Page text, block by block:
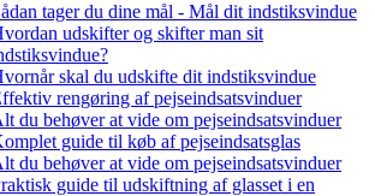
tager du dine mål - Mål dit indstiksvindue
udskifter og skifter man sit
skal du udskifte dit indstiksvindue
rengøring af pejseindsatsvinduer
du behøver at vide om pejseindsatsvinduer
guide til køb af pejseindsatsglas
du behøver at vide om pejseindsatsvinduer
guide til udskiftning af glasset i en